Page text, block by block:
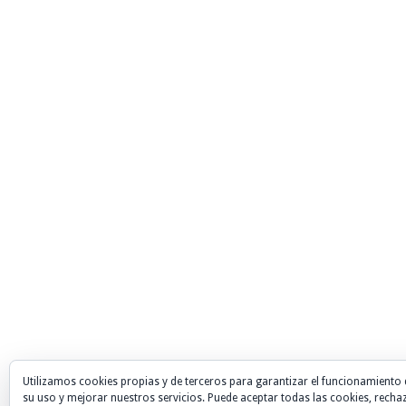
Utilizamos cookies propias y de terceros para garantizar el funcionamiento
su uso y mejorar nuestros servicios. Puede aceptar todas las cookies,